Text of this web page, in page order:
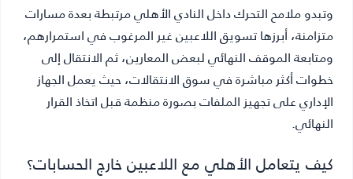
وتبدو ملامح التحرك داخل النادي الأهلي مرتبطة بعدة مسارات
متزامنة، أبرزها تسويق اللاعبين غير المرغوب في استمرارهم،
ومتابعة الموقف النهائي لبعض المعارين، ثم الانتقال إلى
خطوات أكثر مباشرة في سوق الانتقالات، حيث يعمل الجهاز
الإداري على تجهيز الملفات بصورة منظمة قبل اتخاذ القرار
النهائي.
كيف يتعامل الأهلي مع اللاعبين خارج الحسابات؟